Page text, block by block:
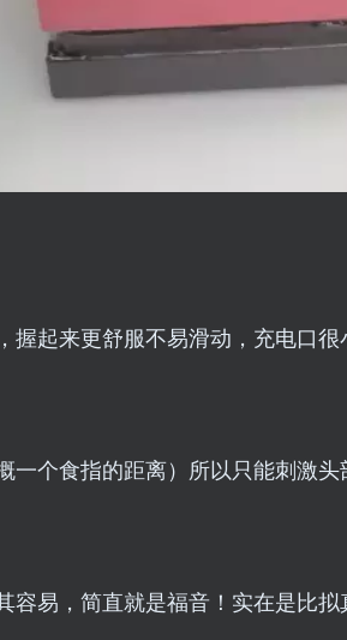
握起来更舒服不易滑动，充电口
一个食指的距离）所以只能刺激
易，简直就是福音！实在是比拟